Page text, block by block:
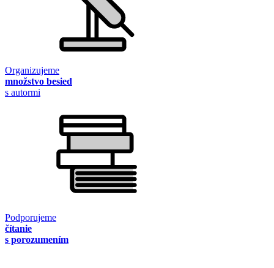
Organizujeme
množstvo besied
s autormi
Podporujeme
čítanie
s porozumením